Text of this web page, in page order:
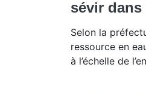
sévir dans
Selon la
ressource en
à l’échelle de